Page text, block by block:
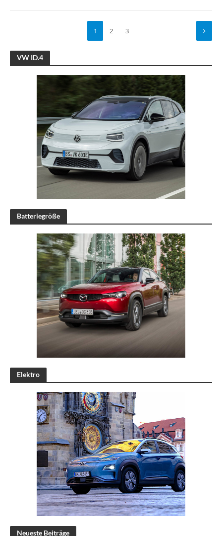
1 2 3
VW ID.4
Batteriegröße
Elektro
Neueste Beiträge